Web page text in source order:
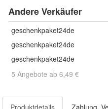
Andere Verkäufer
geschenkpaket24de
geschenkpaket24de
geschenkpaket24de
5 Angebote ab 6,49 €
Produktdetails Zahlung,